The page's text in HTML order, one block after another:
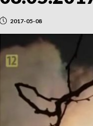
2017-05-08